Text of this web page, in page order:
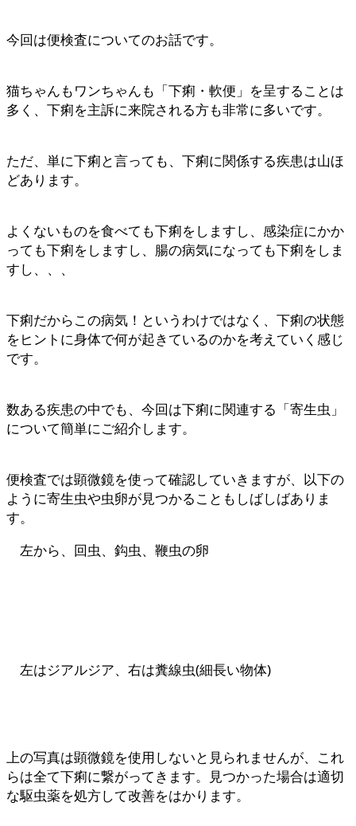
今回は便検査についてのお話です。
猫ちゃんもワンちゃんも「下痢・軟便」を呈することは
多く、下痢を主訴に来院される方も非常に多いです。
ただ、単に下痢と言っても、下痢に関係する疾患は山ほ
どあります。
よくないものを食べても下痢をしますし、感染症にかか
っても下痢をしますし、腸の病気になっても下痢をしま
すし、、、
下痢だからこの病気！というわけではなく、下痢の状態
をヒントに身体で何が起きているのかを考えていく感じ
です。
数ある疾患の中でも、今回は下痢に関連する「寄生虫」
について簡単にご紹介します。
便検査では顕微鏡を使って確認していきますが、以下の
ように寄生虫や虫卵が見つかることもしばしばありま
す。
左から、回虫、鈎虫、鞭虫の卵
左はジアルジア、右は糞線虫(細長い物体)
上の写真は顕微鏡を使用しないと見られませんが、これ
らは全て下痢に繋がってきます。見つかった場合は適切
な駆虫薬を処方して改善をはかります。